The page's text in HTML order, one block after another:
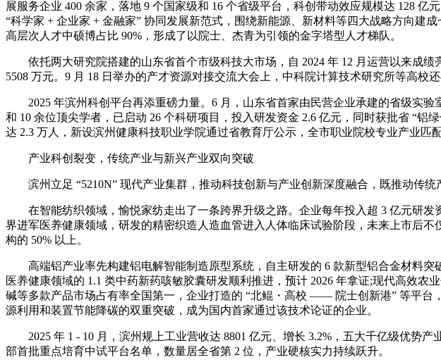
展服务企业 400 余家，落地 9 个国家级和 16 个省级平台，科创带动效应规模达 128
“科学家 + 企业家 + 金融家” 协同发展新范式，围绕新能源、新材料等四大战略方向建
高层次人才中硕博占比 90%，形成了以院士、杰青为引领的金字塔型人才梯队。
依托两大研究院搭建的山东省首个市级科技大市场，自 2024 年 12 月运营以来成绩
5508 万元。9 月 18 日举办的产才资源对接交流大会上，中科院计算技术研究所等高校
2025 年滨州科创平台再添重磅力量。6 月，山东省首家由民营企业承建的省级实
和 10 余位顶尖学者，已启动 26 个科研项目，投入研发资金 2.6 亿元，同时获批省 “
达 2.3 万人，新设滨州健康科技职业学院通过省教育厅公示，全市职业院校专业产业匹
产业科创裂变，传统产业与新兴产业双向突破
滨州立足 “5210N” 现代产业集群，推动科技创新与产业创新深度融合，既推动传统
在智能纺织领域，愉悦家纺走出了一条跨界升级之路。企业每年投入超 3 亿元研发
界进军医养健康领域，研发的精密织造人造血管进入人体临床试验阶段，未来上市后
构的 50% 以上。
高端铝产业率先构建铝电解智能制造原型系统，自主研发的 6 款新型铝合金材料突
医养健康领域的 1.1 类中药新药咳敏胶囊研发顺利推进，预计 2026 年拿证;现代高效
碱等多款产品市场占有率全国第一，企业打造的 “北鲲・高校 —— 院士创新港” 等平台
源利用和装置节能降碳的双重突破，成为国内首家通过该技术论证的企业。
2025 年 1 - 10 月，滨州规上工业营收达 8801 亿元、增长 3.2%，五大千亿级优势产
部首批重点培育中试平台名单，数量居全省第 2 位，产业硬核实力持续跃升。